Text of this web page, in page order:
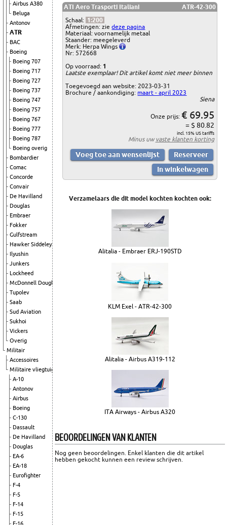
Airbus A380
Beluga
Antonov
ATR
BAC
Boeing
Boeing 707
Boeing 717
Boeing 727
Boeing 737
Boeing 747
Boeing 757
Boeing 767
Boeing 777
Boeing 787
Boeing overig
Bombardier
Comac
Concorde
Convair
De Havilland
Douglas
Embraer
Fokker
Gulfstream
Hawker Siddeley
Ilyushin
Junkers
Lockheed
McDonnell Douglas
Tupolev
Saab
Sud Aviation
Sukhoi
Vickers
Overig
Militair
Accessoires
Militaire vliegtuigen
A-10
Antonov
Airbus
Boeing
C-130
Dassault
De Havilland
Douglas
EA-6
EA-18
Eurofighter
F-4
F-5
F-14
F-15
F-16
ATI Aero Trasporti Italiani
ATR-42-300
Schaal: 1:200
Afmetingen: ziedeze pagina
Materiaal: voornamelijk metaal
Staander: meegeleverd
Merk: Herpa Wings
Nr: 572668
Op voorraad: 1
Laatste exemplaar! Dit artikel komt niet meer binnen
Toegevoegd aan website: 2023-03-31
Brochure / aankondiging: maart - april 2023
Siena
Onze prijs: € 69.95
= $ 80.82
incl. 15% US tariffs
Minus uwvaste klanten korting
Verzamelaars die dit model kochten kochten ook:
Alitalia - Embraer ERJ-190STD
KLM Exel - ATR-42-300
Alitalia - Airbus A319-112
ITA Airways - Airbus A320
BEOORDELINGEN VAN KLANTEN
Nog geen beoordelingen. Enkel klanten die dit artikel
hebben gekocht kunnen een review schrijven.